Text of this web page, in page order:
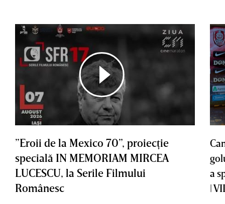
”Eroii de la Mexico 70”, proiecţie
specială IN MEMORIAM MIRCEA
LUCESCU, la Serile Filmului
Românesc
a
|